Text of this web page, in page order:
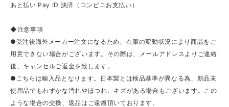
あと払い Pay ID 決済（コンビニお支払い）
◆注意事項
●受注後海外メーカー注文になるため、在庫の変動状況により商品をご
用意できない場合がございます。その際は、メールアドレスよりご連絡
後、キャンセルご返金を致します。
●こちらは輸入品となります。日本製とは検品基準が異なる為、新品未
使用品でもわずかな汚れやほつれ、キズがある場合もございます。この
ような場合の交換、返品はご遠慮頂いております。